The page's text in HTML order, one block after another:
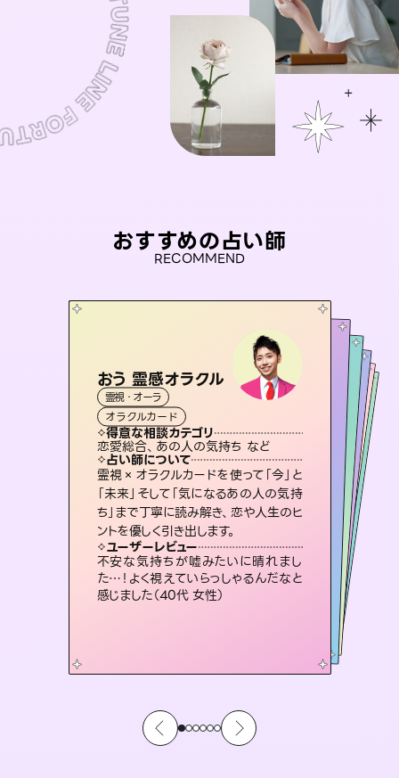
おすすめの占い師
RECOMMEND
おう 霊感オラクル
霊視・オーラ
オラクルカード
得意な相談カテゴリ
恋愛総合、あの人の気持ち など
占い師について
霊視×オラクルカードを使って「今」と
「未来」そして「気になるあの人の気持
ち」まで丁寧に読み解き、恋や人生のヒ
ントを優しく引き出します。
ユーザーレビュー
不安な気持ちが嘘みたいに晴れまし
た…！よく視えていらっしゃるんだなと
感じました（40代 女性）
アイリス -iris-
西洋占星術
ルーン
得意な相談カテゴリ
恋愛総合、片想い、二人の未来 など
占い師について
復縁、恋愛、不倫の行方、同性愛や片
思い、仕事関係や借金問題まで知りた
いことや心の負担になっていることを
紐解き、背中をそっと押して導きます。
ユーザーレビュー
安心感のあり、言い切ってくれる所や濁
さない鑑定のおかげで、毎回自分の気
持ちを整えられます（30代 男性）
彗望
霊視・オーラ
スピリチュアル・リーディング
得意な相談カテゴリ
片想い、あの人の気持ち、復縁 など
占い師について
3,700年以上の歴史を持つ東洋最古の
占術「易占」で詳細まで占い、幸せへ向
かう道筋を示します。厳しい結果にも具
体的な対策をお伝えします。
ユーザーレビュー
複雑な背景もしっかり聞いて鑑定して
いただけました。気持ちが楽になりまし
た（50代 女性）
未来視師＊花
霊視・オーラ
スピリチュアル・リーディング
得意な相談カテゴリ
出逢い、片想い、復縁 など
占い師について
未来には何パターンもの選択肢があります。不安で視えにくくなっているあなたの素敵な未来を見つけ、その未来を選択できるようアドバイスします。
ユーザーレビュー
職場の人の性質や人間関係、本心など
本当によく視えていてびっくり。対策が
打てて前向きになれます（40代）
スピリチュアル・リーディング
得意な相談カテゴリ
片想い、あの人の気持ち、復縁 など
占い師について
恋愛のお悩みの中でも特に「曖昧な関
係」の相談を得意としており、友達以上
恋人未満なお相手との今後や本音を丁
寧に読み解き恋愛成就へと導きます。
ユーザーレビュー
鑑定していただいてアドバイス通りに行
動すると仲が復活してきました。ありが
とうございました（40代 女性）
霊視・オーラ タロット
スピリチュアル・リーディング
得意な相談カテゴリ
片想い、二人の未来、年の差 など
占い師について
連絡再開、復縁、成就などの報告実績
多数。セラピストとして2万超の施術経
験があるからこそできる鑑定で、より良
い未来をサポートします。
ユーザーレビュー
とても心温まる鑑定でした。しかもこち
らは何も言っていないのに視えていらっ
しゃるんだなと驚きです（30代女性）